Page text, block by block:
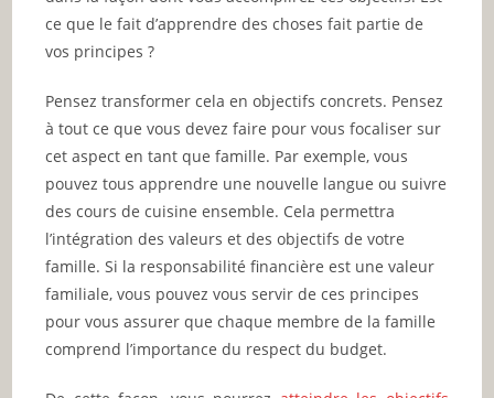
ce que le fait d’apprendre des choses fait partie de
vos principes ?
Pensez transformer cela en objectifs concrets. Pensez
à tout ce que vous devez faire pour vous focaliser sur
cet aspect en tant que famille. Par exemple, vous
pouvez tous apprendre une nouvelle langue ou suivre
des cours de cuisine ensemble. Cela permettra
l’intégration des valeurs et des objectifs de votre
famille. Si la responsabilité financière est une valeur
familiale, vous pouvez vous servir de ces principes
pour vous assurer que chaque membre de la famille
comprend l’importance du respect du budget.